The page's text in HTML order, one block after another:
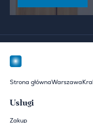
Strona głównaWarszawa
Usługi
Zakup